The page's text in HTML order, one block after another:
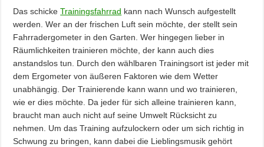
Das schickeTrainingsfahrrad kann nach Wunsch aufgestellt
werden. Wer an der frischen Luft sein möchte, der stellt sein
Fahrradergometer in den Garten. Wer hingegen lieber in
Räumlichkeiten trainieren möchte, der kann auch dies
anstandslos tun. Durch den wählbaren Trainingsort ist jeder mit
dem Ergometer von äußeren Faktoren wie dem Wetter
unabhängig. Der Trainierende kann wann und wo trainieren,
wie er dies möchte. Da jeder für sich alleine trainieren kann,
braucht man auch nicht auf seine Umwelt Rücksicht zu
nehmen. Um das Training aufzulockern oder um sich richtig in
Schwung zu bringen, kann dabei die Lieblingsmusik gehört